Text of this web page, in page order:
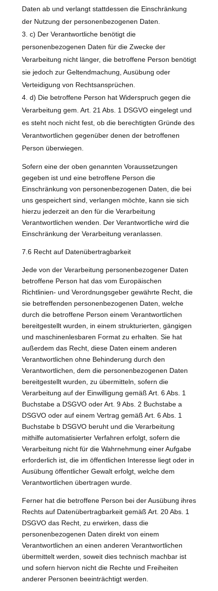
Daten ab und verlangt stattdessen die Einschränkung
der Nutzung der personenbezogenen Daten.
c) Der Verantwortliche benötigt die
personenbezogenen Daten für die Zwecke der
Verarbeitung nicht länger, die betroffene Person benötigt
sie jedoch zur Geltendmachung, Ausübung oder
Verteidigung von Rechtsansprüchen.
d) Die betroffene Person hat Widerspruch gegen die
Verarbeitung gem. Art. 21 Abs. 1 DSGVO eingelegt und
es steht noch nicht fest, ob die berechtigten Gründe des
Verantwortlichen gegenüber denen der betroffenen
Person überwiegen.
Sofern eine der oben genannten Voraussetzungen
gegeben ist und eine betroffene Person die
Einschränkung von personenbezogenen Daten, die bei
uns gespeichert sind, verlangen möchte, kann sie sich
hierzu jederzeit an den für die Verarbeitung
Verantwortlichen wenden. Der Verantwortliche wird die
Einschränkung der Verarbeitung veranlassen.
7.6 Recht auf Datenübertragbarkeit
Jede von der Verarbeitung personenbezogener Daten
betroffene Person hat das vom Europäischen
Richtlinien- und Verordnungsgeber gewährte Recht, die
sie betreffenden personenbezogenen Daten, welche
durch die betroffene Person einem Verantwortlichen
bereitgestellt wurden, in einem strukturierten, gängigen
und maschinenlesbaren Format zu erhalten. Sie hat
außerdem das Recht, diese Daten einem anderen
Verantwortlichen ohne Behinderung durch den
Verantwortlichen, dem die personenbezogenen Daten
bereitgestellt wurden, zu übermitteln, sofern die
Verarbeitung auf der Einwilligung gemäß Art. 6 Abs. 1
Buchstabe a DSGVO oder Art. 9 Abs. 2 Buchstabe a
DSGVO oder auf einem Vertrag gemäß Art. 6 Abs. 1
Buchstabe b DSGVO beruht und die Verarbeitung
mithilfe automatisierter Verfahren erfolgt, sofern die
Verarbeitung nicht für die Wahrnehmung einer Aufgabe
erforderlich ist, die im öffentlichen Interesse liegt oder in
Ausübung öffentlicher Gewalt erfolgt, welche dem
Verantwortlichen übertragen wurde.
Ferner hat die betroffene Person bei der Ausübung ihres
Rechts auf Datenübertragbarkeit gemäß Art. 20 Abs. 1
DSGVO das Recht, zu erwirken, dass die
personenbezogenen Daten direkt von einem
Verantwortlichen an einen anderen Verantwortlichen
übermittelt werden, soweit dies technisch machbar ist
und sofern hiervon nicht die Rechte und Freiheiten
anderer Personen beeinträchtigt werden.